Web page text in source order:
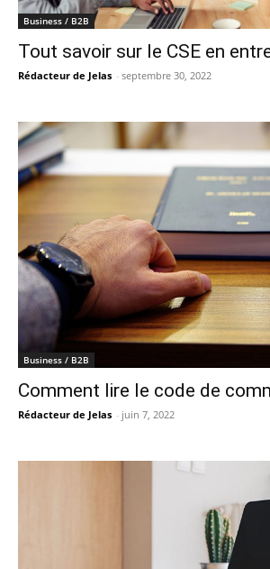
Business / B2B
Tout savoir sur le CSE en
Rédacteur de Jelas - septembre 30, 2022
Business / B2B
Comment lire le code de
Rédacteur de Jelas - juin 7, 2022